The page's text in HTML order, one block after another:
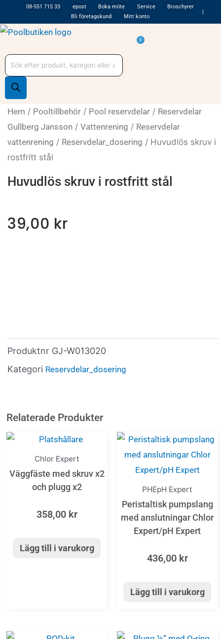
till
innehåll
08-551 715 33 epost Boka möte Service
Broschyrer
Bli företagskund
Mitt konto
0
Varukorg
Produktsökning
Hem / Pooltillbehör / Pool reservdelar / Reservdelar
Gullberg Jansson / Vattenrening / Reservdelar
vattenrening / Reservdelar_dosering / Huvudlös skruv i
rostfritt stål
Huvudlös skruv i rostfritt stål
39,00 kr
Produktnr GJ-W013020
Kategori Reservdelar_dosering
Relaterade Produkter
Chlor Expert
Väggfäste med skruv x2
och plugg x2
358,00 kr
Lägg till i varukorg
PHE­pH Expert
Peristaltisk pumpslang
med anslutningar Chlor
Expert/pH Expert
436,00 kr
Lägg till i varukorg